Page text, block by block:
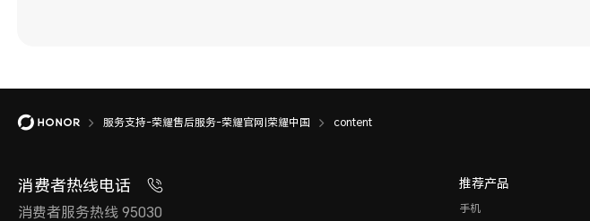
服务支持-荣耀售后服务-荣耀官网|荣耀中国 content
消费者热线电话
消费者服务热线 95030
推荐产品
手机